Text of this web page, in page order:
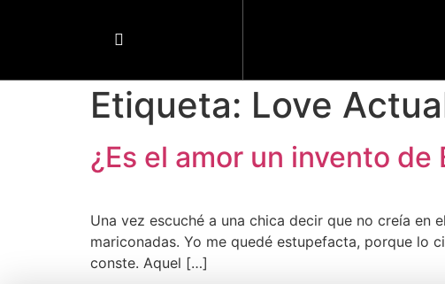
Etiqueta: Love
¿Es el amor un invento de
Una vez escuché a una chica decir que no creía en
mariconadas. Yo me quedé estupefacta, porque lo
conste. Aquel […]